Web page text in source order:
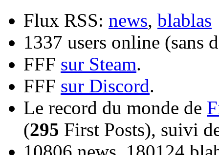
Flux RSS: news, blablas
1337 users online (sans
FFF sur Steam.
FFF sur Discord.
Le record du monde de
(295 First Posts), suivi